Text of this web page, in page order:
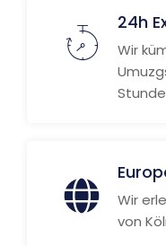
24h
Wir
Wir
von